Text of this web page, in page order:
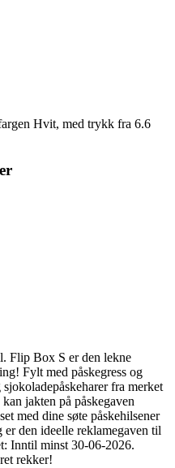
Flip Box S er den lekne
Fylt med påskegress og
fra merket
jakten på påskegaven
med dine søte påskehilsener
den ideelle reklamegaven til
Inntil minst 30-06-2026.
rekker!